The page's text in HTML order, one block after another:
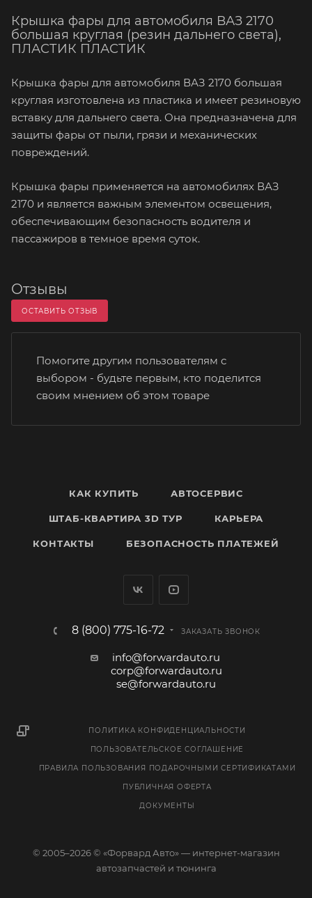
Крышка фары для автомобиля ВАЗ 2170
большая круглая (резин дальнего света),
ПЛАСТИК ПЛАСТИК
Крышка фары для автомобиля ВАЗ 2170 большая
круглая изготовлена из пластика и имеет резиновую
вставку для дальнего света. Она предназначена для
защиты фары от пыли, грязи и механических
повреждений.
Крышка фары применяется на автомобилях ВАЗ
2170 и является важным элементом освещения,
обеспечивающим безопасность водителя и
пассажиров в темное время суток.
Отзывы
ОСТАВИТЬ ОТЗЫВ
Помогите другим пользователям с
выбором - будьте первым, кто поделится
своим мнением об этом товаре
КАК КУПИТЬ АВТОСЕРВИС
ШТАБ-КВАРТИРА 3D ТУР КАРЬЕРА
КОНТАКТЫ БЕЗОПАСНОСТЬ ПЛАТЕЖЕЙ
8 (800) 775-16-72 ЗАКАЗАТЬ ЗВОНОК
info@forwardauto.ru
corp@forwardauto.ru
se@forwardauto.ru
ПОЛИТИКА КОНФИДЕНЦИАЛЬНОСТИ
ПОЛЬЗОВАТЕЛЬСКОЕ СОГЛАШЕНИЕ
ПРАВИЛА ПОЛЬЗОВАНИЯ ПОДАРОЧНЫМИ СЕРТИФИКАТАМИ
ПУБЛИЧНАЯ ОФЕРТА
ДОКУМЕНТЫ
© 2005–2026 © «Форвард Авто» — интернет-магазин
автозапчастей и тюнинга